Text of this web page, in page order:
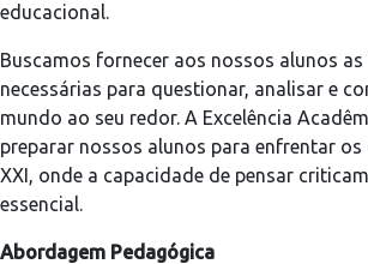
educacional.
Buscamos fornecer aos nossos alunos
necessárias para questionar, analisar e
mundo ao seu redor. A Excelência
preparar nossos alunos para enfrentar
XXI, onde a capacidade de pensar
essencial.
Abordagem Pedagógica